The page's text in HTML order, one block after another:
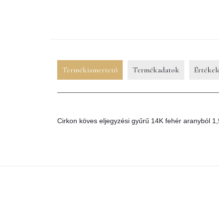
Termékismertető Termékadatok
Cirkon köves eljegyzési gyűrű 14K fehér aranyból